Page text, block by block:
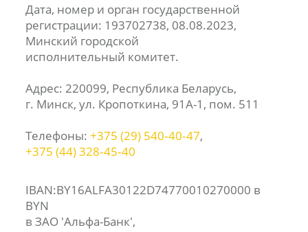
Дата, номер и орган государственной
регистрации: 193702738, 08.08.2023,
Минский городской
исполнительный комитет.
Адрес: 220099, Республика Беларусь,
г. Минск, ул. Кропоткина, 91А-1, пом. 511
Телефоны: +375 (29) 540‑40‑47,
+375 (44) 328‑45‑40
IBAN:BY16ALFA30122D74770010270000 в
BYN
в ЗАО 'Альфа-Банк',